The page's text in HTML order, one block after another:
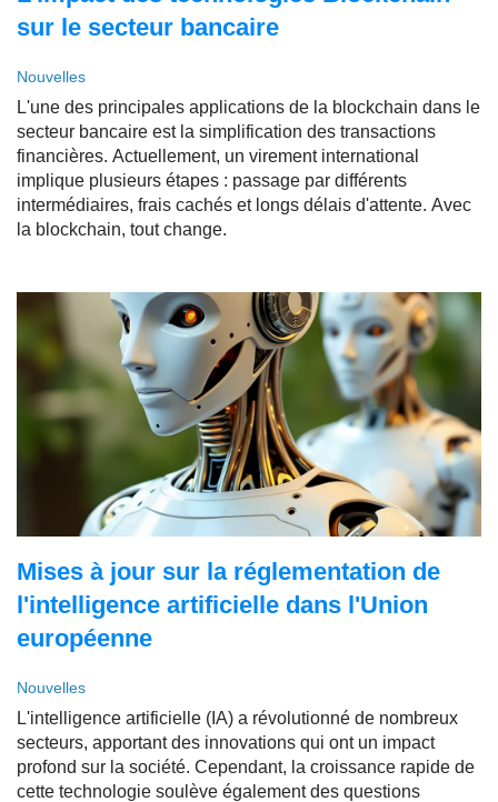
sur le secteur bancaire
Nouvelles
L'une des principales applications de la blockchain dans le
secteur bancaire est la simplification des transactions
financières. Actuellement, un virement international
implique plusieurs étapes : passage par différents
intermédiaires, frais cachés et longs délais d'attente. Avec
la blockchain, tout change.
Mises à jour sur la réglementation de
l'intelligence artificielle dans l'Union
européenne
Nouvelles
L'intelligence artificielle (IA) a révolutionné de nombreux
secteurs, apportant des innovations qui ont un impact
profond sur la société. Cependant, la croissance rapide de
cette technologie soulève également des questions